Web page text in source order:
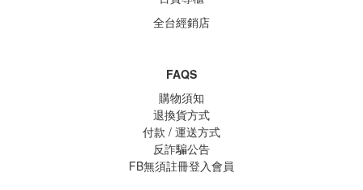
全台經銷店
FAQS
購物須知
退換貨方式
付款 / 運送方式
反詐騙公告
FB無須註冊登入會員